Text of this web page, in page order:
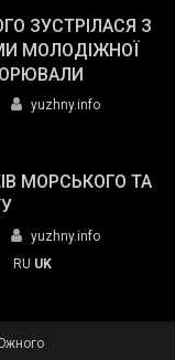
ЗУСТРІЛАСЯ З
МОЛОДІЖНОЇ
yuzhny.info
МОРСЬКОГО ТА
yuzhny.info
RU UK